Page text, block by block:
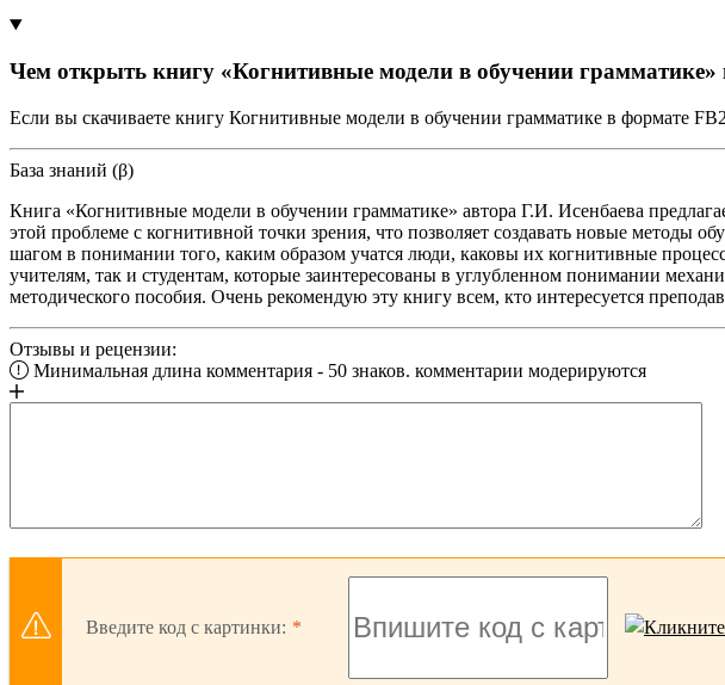
Чем открыть книгу «Когнитивные модели в обучении грамматике»
Если вы скачиваете книгу Когнитивные модели в обучении грамматике в формате
База знаний (β)
Книга «Когнитивные модели в обучении грамматике» автора Г.И. Исенбаева
этой проблеме с когнитивной точки зрения, что позволяет создавать новые методы
шагом в понимании того, каким образом учатся люди, каковы их когнитивные
учителям, так и студентам, которые заинтересованы в углубленном понимании
методического пособия. Очень рекомендую эту книгу всем, кто интересуется
Отзывы и рецензии:
Минимальная длина комментария - 50 знаков. комментарии модерируются
Введите код с картинки: